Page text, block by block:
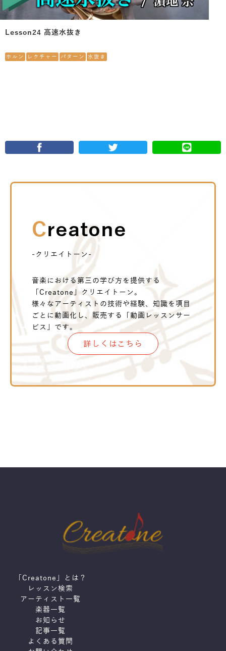
Lesson24 高速水抜き
ホルン レクチャー パターン 水抜き
Creatone
-クリエイトーン-
音楽における第三の学び方を提供する
「Creatone」クリエイトーン。
様々なアーティストの技術や経験、知識を項目
ごとに動画化し、販売する「動画レッスンサー
ビス」です。
詳しくはこちら
「Creatone」とは？
レッスン検索
アーティスト一覧
楽器一覧
お知らせ
記事一覧
よくある質問